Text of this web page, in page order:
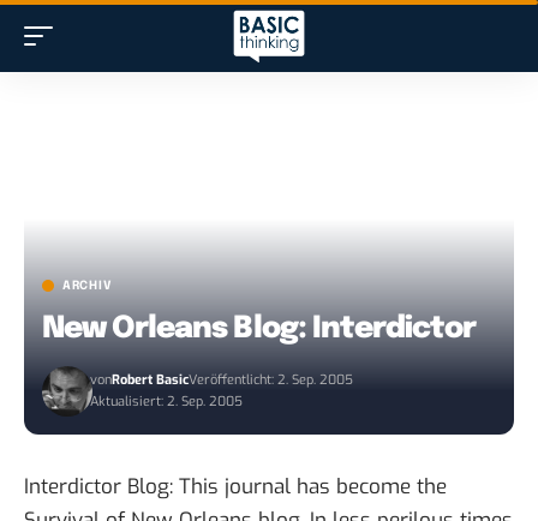
ARCHIV
New Orleans Blog: Interdictor
vonRobert BasicVeröffentlicht: 2. Sep. 2005
Aktualisiert: 2. Sep. 2005
Interdictor Blog: This journal has become the